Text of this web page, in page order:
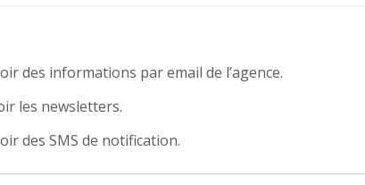
des informations par email de l’agence.
les newsletters.
des SMS de notification.